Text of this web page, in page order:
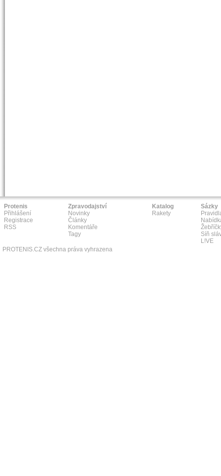
Protenis
Přihlášení
Registrace
RSS
Zpravodajství
Novinky
Články
Komentáře
Tagy
Katalog
Rakety
Sázky
Síň
L!VE
PROTENIS.CZ všechna práva vyhrazena